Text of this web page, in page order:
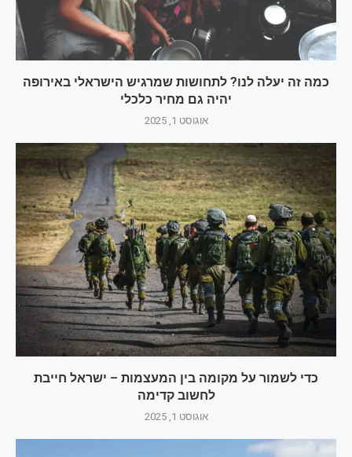
כמה זה יעלה לנו? לתחושות שמרגיש הישראלי באירופה
יהיה גם מחיר כלכלי
אוגוסט 1, 2025
כדי לשמור על מקומה בין המעצמות – ישראל חייבת
לחשוב קדימה
אוגוסט 1, 2025